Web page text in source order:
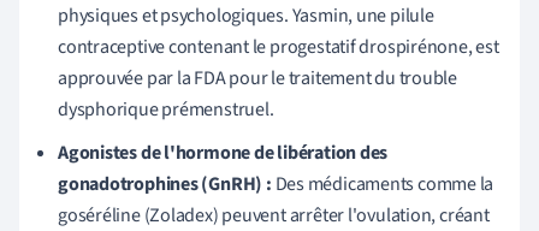
physiques et psychologiques. Yasmin, une pilule
contraceptive contenant le progestatif drospirénone, est
approuvée par la FDA pour le traitement du trouble
dysphorique prémenstruel.
Agonistes de l'hormone de libération des
gonadotrophines (GnRH) : Des médicaments comme la
goséréline (Zoladex) peuvent arrêter l'ovulation, créant